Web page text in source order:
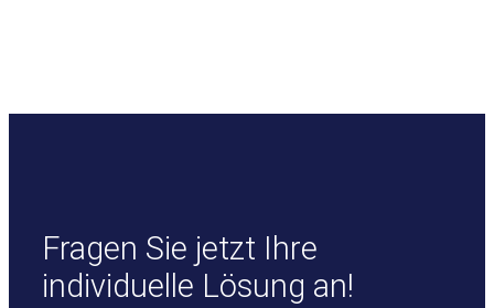
Fragen Sie jetzt Ihre
individuelle Lösung an!